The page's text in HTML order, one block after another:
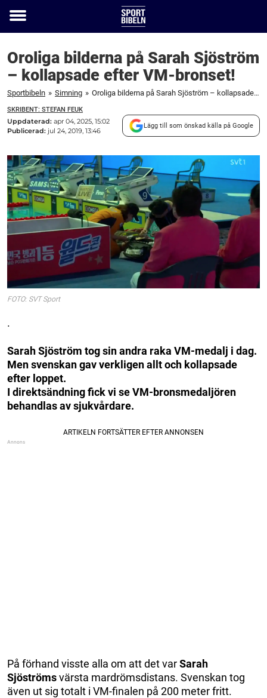
Toggle
Oroliga bilderna på Sarah Sjöström
– kollapsade efter VM-bronset!
Sportbibeln » Simning » Oroliga bilderna på Sarah Sjöström – kollapsade efter VM-bronset!
SKRIBENT: STEFAN FEUK
Uppdaterad: apr 04, 2025, 15:02
Publicerad: jul 24, 2019, 13:46
Lägg till som önskad källa på Google
FOTO: SVT Sport
.
Sarah Sjöström tog sin andra raka VM-medalj i dag.
Men svenskan gav verkligen allt och kollapsade
efter loppet.
I direktsändning fick vi se VM-bronsmedaljören
behandlas av sjukvårdare.
På förhand visste alla om att det varSarah
Sjöströmsvärsta mardrömsdistans. Svenskan tog
även ut sig totalt i VM-finalen på 200 meter fritt.